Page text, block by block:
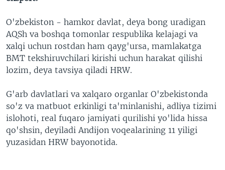
O'zbekiston - hamkor davlat, deya bong uradigan
AQSh va boshqa tomonlar respublika kelajagi va
xalqi uchun rostdan ham qayg'ursa, mamlakatga
BMT tekshiruvchilari kirishi uchun harakat qilishi
lozim, deya tavsiya qiladi HRW.
G'arb davlatlari va xalqaro organlar O'zbekistonda
so'z va matbuot erkinligi ta'minlanishi, adliya tizimi
islohoti, real fuqaro jamiyati qurilishi yo'lida hissa
qo'shsin, deyiladi Andijon voqealarining 11 yiligi
yuzasidan HRW bayonotida.